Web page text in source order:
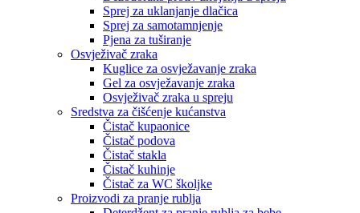
Sprej za uklanjanje dlačica
Sprej za samotamnjenje
Pjena za tuširanje
Osvježivač zraka
Kuglice za osvježavanje zraka
Gel za osvježavanje zraka
Osvježivač zraka u spreju
Sredstva za čišćenje kućanstva
Čistač kupaonice
Čistač podova
Čistač stakla
Čistač kuhinje
Čistač za WC školjke
Proizvodi za pranje rublja